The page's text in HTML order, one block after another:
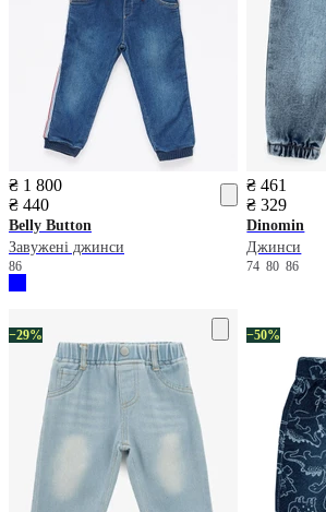
₴ 1 800
₴ 440
Belly Button
Завужені джинси
86
₴ 461
₴ 329
Dinomin
Джинси
748086
−29% −50%